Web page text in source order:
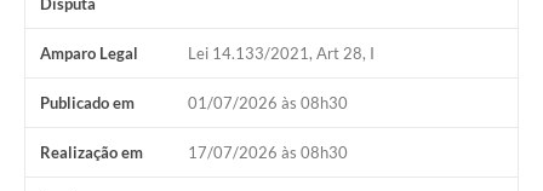
Amparo Legal Lei 14.133/2021, Art 28, I
Publicado em 01/07/2026 às 08h30
Realização em 17/07/2026 às 08h30